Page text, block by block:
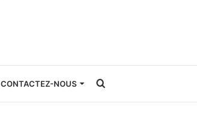
CONTACTEZ-NOUS Rechercher